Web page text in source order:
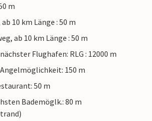
m
10 km Länge : 50 m
ab 10 km Länge : 50 m
Flughafen: RLG : 12000 m
150 m
50 m
Bademöglk.: 80 m